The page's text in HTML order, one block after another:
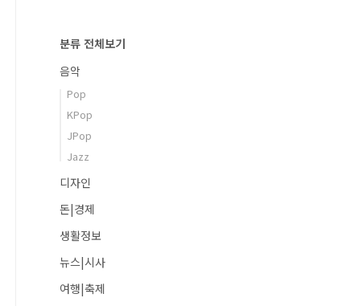
분류 전체보기
음악
Pop
KPop
JPop
Jazz
디자인
돈|경제
생활정보
뉴스|시사
여행|축제